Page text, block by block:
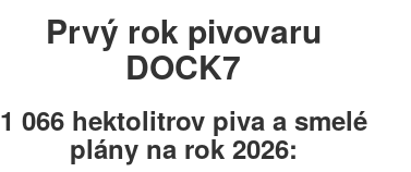
Prvý rok pivovaru
DOCK7
1 066 hektolitrov piva a smelé
plány na rok 2026: